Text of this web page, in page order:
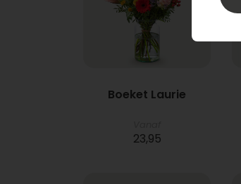
Boeket Laurie
23,95